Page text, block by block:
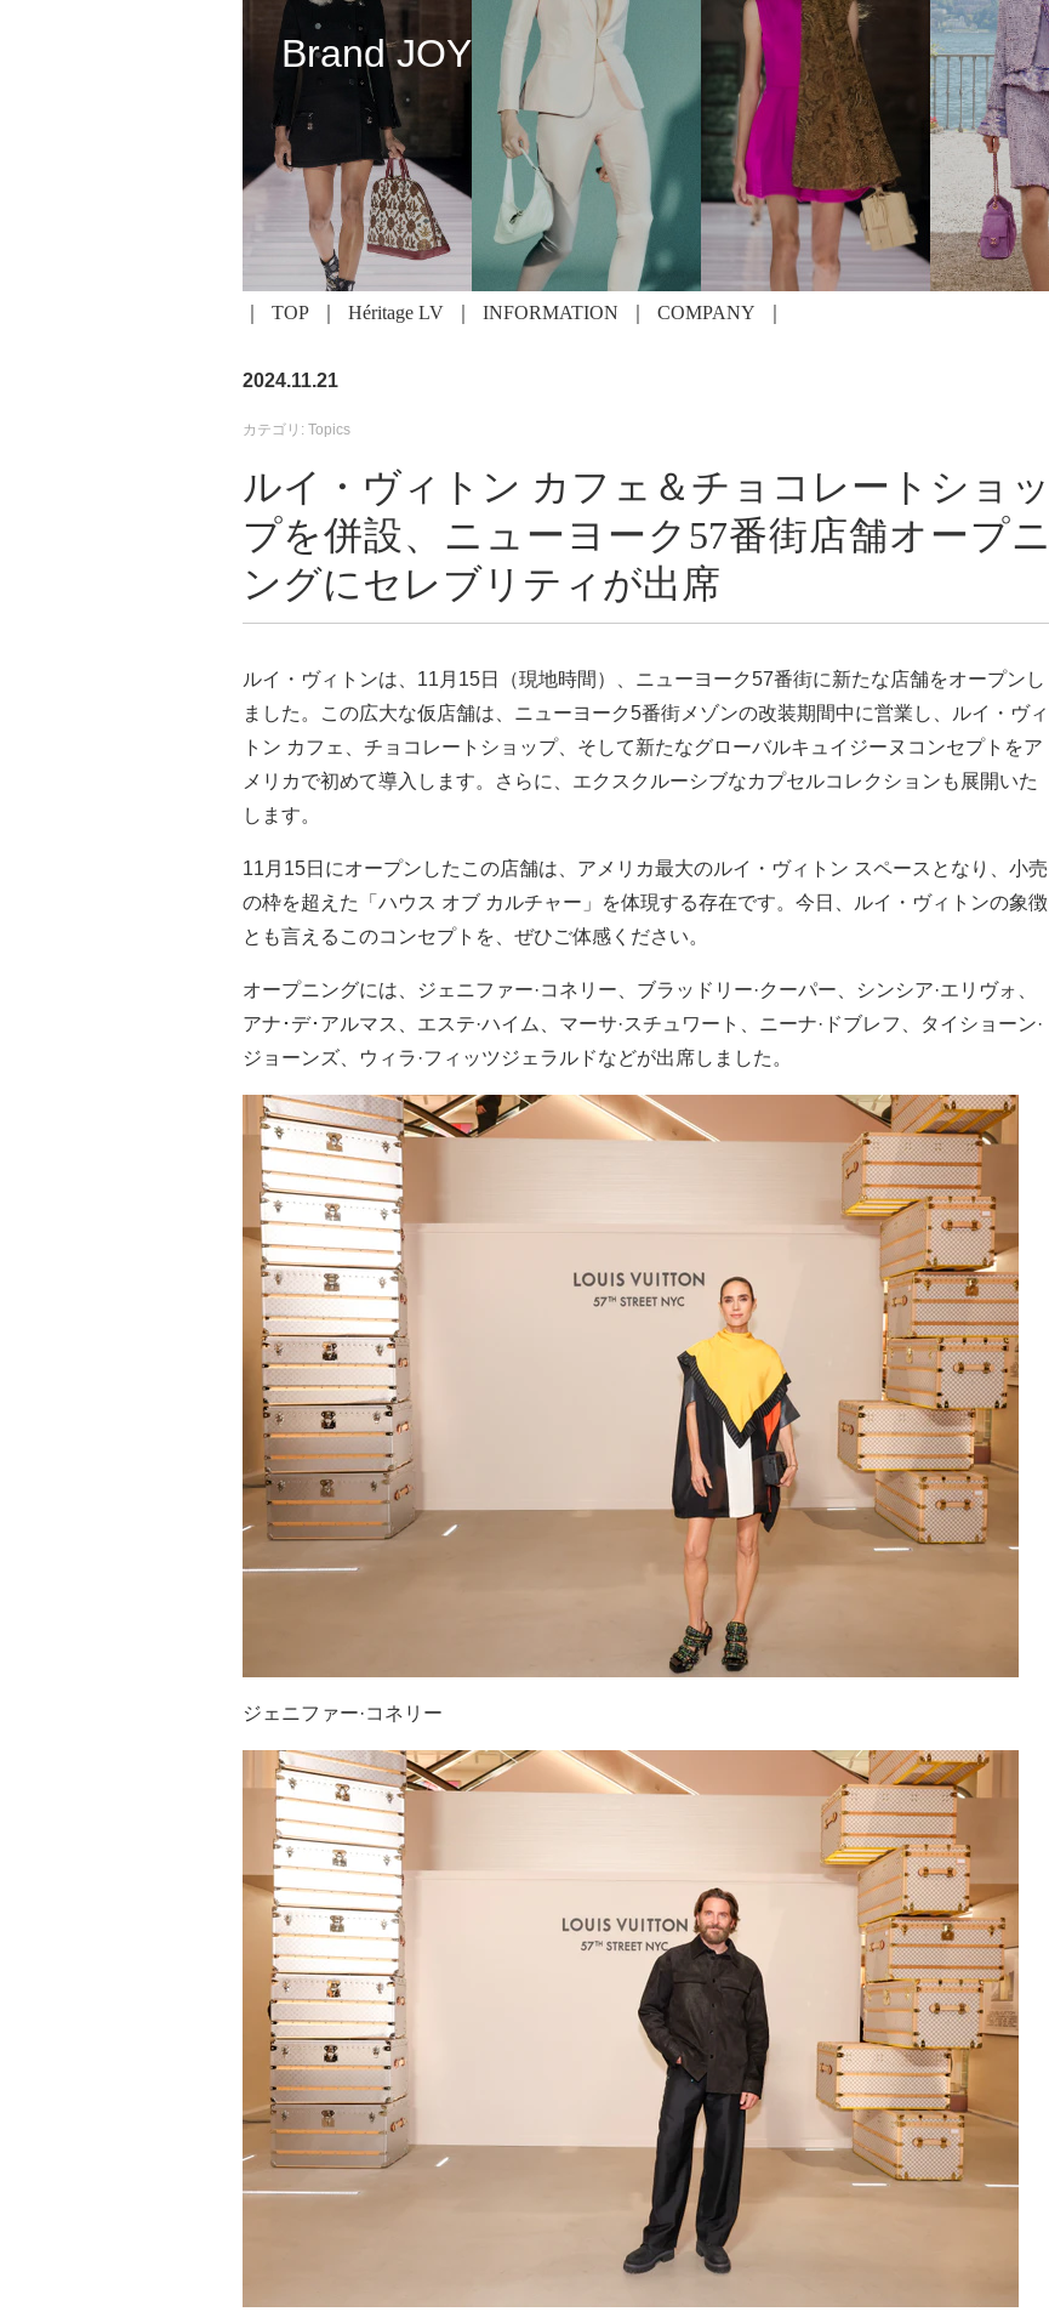
Brand JOY
TOP Héritage LV INFORMATION COMPANY
2024.11.21
カテゴリ: Topics
ルイ・ヴィトン カフェ＆チョコレートショッ
プを併設、ニューヨーク57番街店舗オープニ
ングにセレブリティが出席
ルイ・ヴィトンは、11月15日（現地時間）、ニューヨーク57番街に新たな店舗をオープンし
ました。この広大な仮店舗は、ニューヨーク5番街メゾンの改装期間中に営業し、ルイ・ヴィ
トン カフェ、チョコレートショップ、そして新たなグローバルキュイジーヌコンセプトをア
メリカで初めて導入します。さらに、エクスクルーシブなカプセルコレクションも展開いた
します。
11月15日にオープンしたこの店舗は、アメリカ最大のルイ・ヴィトン スペースとなり、小売
の枠を超えた「ハウス オブ カルチャー」を体現する存在です。今日、ルイ・ヴィトンの象徴
とも言えるこのコンセプトを、ぜひご体感ください。
オープニングには、ジェニファー·コネリー、ブラッドリー·クーパー、シンシア·エリヴォ、
アナ･デ･アルマス、エステ·ハイム、マーサ·スチュワート、ニーナ·ドブレフ、タイショーン·
ジョーンズ、ウィラ·フィッツジェラルドなどが出席しました。
ジェニファー·コネリー